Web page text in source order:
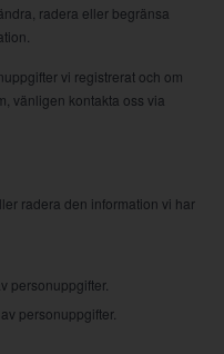
radera eller begränsa
vi registrerat och om
vänligen kontakta oss via
radera den information vi har
personuppgifter.
personuppgifter.